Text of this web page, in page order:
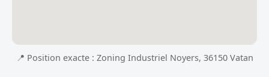
📍 Position exacte : Zoning Industriel Noyers, 36150 Vatan